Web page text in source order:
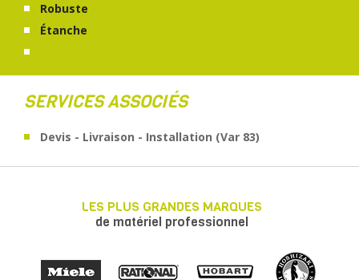
Robuste
Étanche
SERVICES ASSOCIÉS
Devis - Livraison - Installation (Var 83)
LES PLUS GRANDES MARQUES
de matériel professionnel